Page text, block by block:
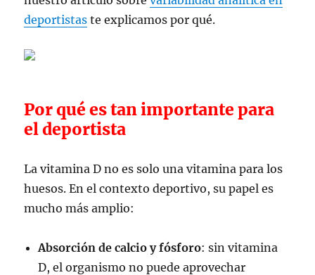
deportistas te explicamos por qué.
Por qué es tan importante para
el deportista
La vitamina D no es solo una vitamina para los
huesos. En el contexto deportivo, su papel es
mucho más amplio:
Absorción de calcio y fósforo: sin vitamina
D, el organismo no puede aprovechar